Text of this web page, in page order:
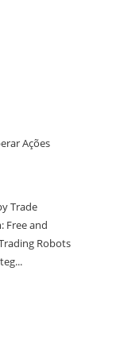
Ações
Trade
Free and
Robots